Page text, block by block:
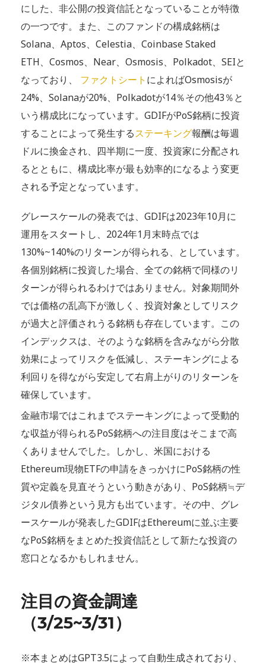
にした、非公開の投資信託となっていることが特徴
の一つです。また、このファンドの構成銘柄は
Solana、Aptos、Celestia、Coinbase Staked
ETH、Cosmos、Near、Osmosis、Polkadot、SEIと
なっており、
ファクトシート によればOsmosisが
24%、Solanaが20%、Polkadotが14％その他43％と
いう構成比になっています。GDIFがPoS銘柄に投資
することによって発生するステーキング報酬は毎週
ドルに換金され、四半期に一度、投資家に分配され
るとともに、構成比率が最も効率的になるよう変更
される予定となっています。
グレースケールの発表では、GDIFは2023年10月に
運用をスタートし、2024年1月末時点では
130%~140%のリターンが得られる、としています。
各個別銘柄に投資した場合、全ての銘柄で同様のリ
ターンが得られるわけではありません。対象期間外
では価格の乱高下が激しく、投資対象としてリスク
が過大と評価されうる銘柄も存在しています。この
インデックスは、そのような銘柄を含みながら分散
効果によってリスクを低減し、ステーキングによる
利回りを得ながら安定して右肩上がりのリターンを
確保しています。
金融市場ではこれまでステーキングによって受動的
な収益が得られるPoS銘柄への注目度はそこまで高
くありませんでした。しかし、米国における
Ethereum現物ETFの申請をきっかけにPoS銘柄の性
質や定義を見直そうという動きがあり、PoS銘柄≒デ
ジタル債券という見方も出ています。その中、グレ
ースケールが発表したGDIFはEthereumに並ぶ主要
なPoS銘柄をまとめた投資信託として新たな投資の
窓口となるかもしれません。
注目の資金調達
（3/25~3/31）
※本まとめはGPT3.5によって自動生成されており、